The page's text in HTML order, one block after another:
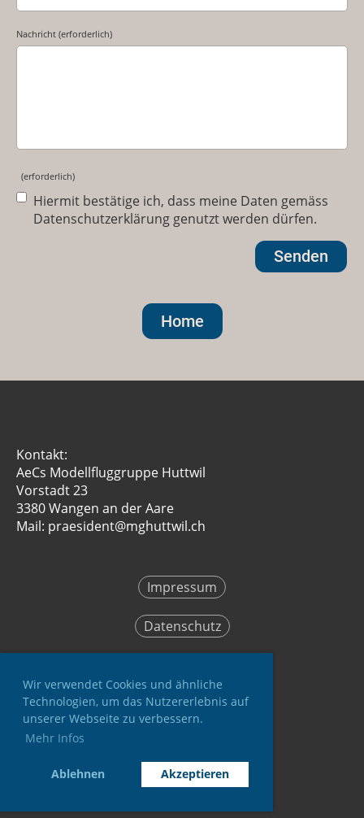
Wir verwendet Cookies und ähnliche
Technologien, um das Nutzererlebnis auf
unserer Webseite zu verbessern.
Mehr Infos
Ablehnen Akzeptieren
Nachricht (erforderlich)
(erforderlich)
Hiermit bestätige ich, dass meine Daten gemäss
Datenschutzerklärung genutzt werden dürfen.
Home
Kontakt:
AeCs Modellfluggruppe Huttwil
Vorstadt 23
3380 Wangen an der Aare
Mail: praesident@mghuttwil.ch
Impressum
Datenschutz
© AeCs Modellfluggruppe Huttwil